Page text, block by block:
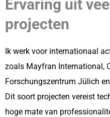
Ervaring uit
projecten
Ik werk voor internationaal
zoals Mayfran International,
Forschungszentrum Jülich
Dit soort projecten vereist
hoge mate van